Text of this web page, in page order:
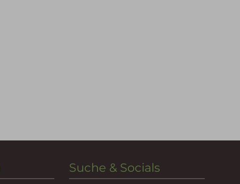
Suche & Socials